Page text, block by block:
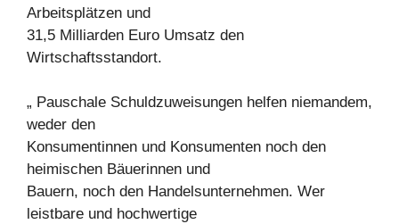
Arbeitsplätzen und
31,5 Milliarden Euro Umsatz den
Wirtschaftsstandort.
„ Pauschale Schuldzuweisungen helfen niemandem,
weder den
Konsumentinnen und Konsumenten noch den
heimischen Bäuerinnen und
Bauern, noch den Handelsunternehmen. Wer
leistbare und hochwertige